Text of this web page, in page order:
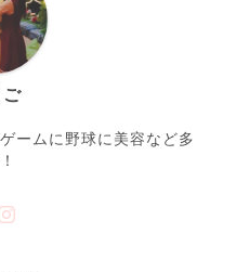
ご
ームに野球に美容など多